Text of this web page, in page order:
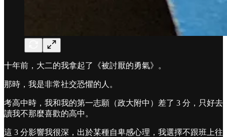
十年前，大二的我拿起了《被討厭的勇氣》。
那時，我是非常社交恐懼的人。
考高中時，我和我的第一志願（政大附中）差了 3 分，只好去
讀我不那麼喜歡的高中。
這 3 分影響我很深，出於某種自卑感心理，我選擇不跟班上往